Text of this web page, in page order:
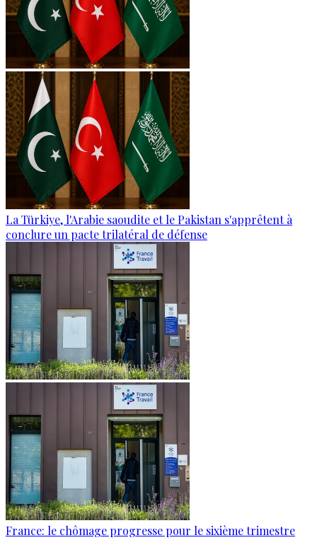
La Türkiye, l'Arabie saoudite et le Pakistan s'apprêtent à
conclure un pacte trilatéral de défense
France: le chômage progresse pour le sixième trimestre